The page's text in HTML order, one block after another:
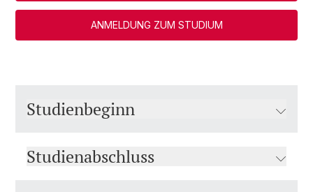
ANMELDUNG ZUM STUDIUM
Studienbeginn
Studienabschluss